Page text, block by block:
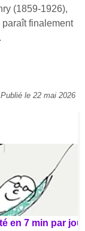
(1859-1926),
paraît finalement
Publié le 22 mai 2026
en 7 min par